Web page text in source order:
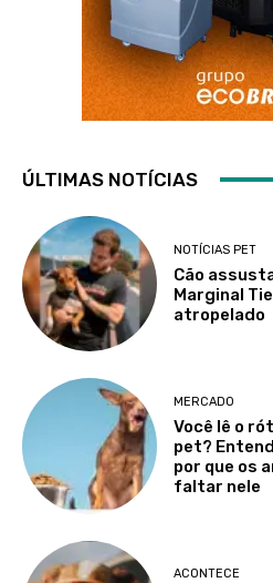
ÚLTIMAS NOTÍCIAS
NOTÍCIAS PET
Cão
Marginal
atropelado
MERCADO
Você lê o
pet?
por que os
faltar nele
ACONTECE